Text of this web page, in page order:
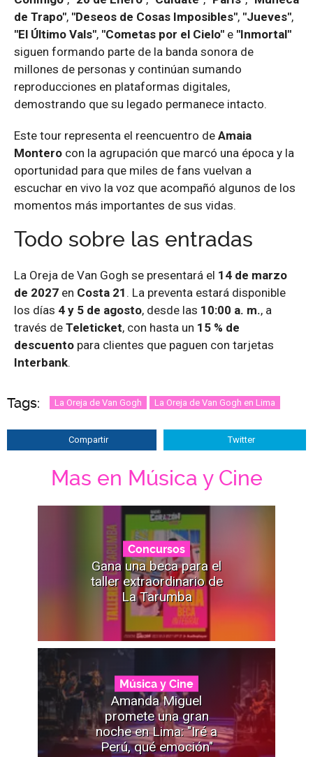
de Trapo", "Deseos de Cosas Imposibles", "Jueves",
"El Último Vals", "Cometas por el Cielo" e "Inmortal"
siguen formando parte de la banda sonora de
millones de personas y continúan sumando
reproducciones en plataformas digitales,
demostrando que su legado permanece intacto.
Este tour representa el reencuentro de Amaia
Montero con la agrupación que marcó una época y la
oportunidad para que miles de fans vuelvan a
escuchar en vivo la voz que acompañó algunos de los
momentos más importantes de sus vidas.
Todo sobre las entradas
La Oreja de Van Gogh se presentará el 14 de marzo
de 2027 en Costa 21 . La preventa estará disponible
los días 4 y 5 de agosto, desde las 10:00 a. m., a
través de Teleticket, con hasta un 15 % de
descuento para clientes que paguen con tarjetas
Interbank.
Tags: La Oreja de Van Gogh La Oreja de Van Gogh en Lima
Compartir Twitter
Mas en Música y Cine
Concursos
Gana una beca para el
taller extraordinario de
La Tarumba
Música y Cine
Amanda Miguel
promete una gran
noche en Lima: "Iré a
Perú, qué emoción"